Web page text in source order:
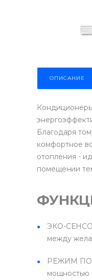
ОПИСАНИЕ
Благодаря
комфортное
отопления -
помещении
ЭКО-
между
РЕЖИМ
мощностью